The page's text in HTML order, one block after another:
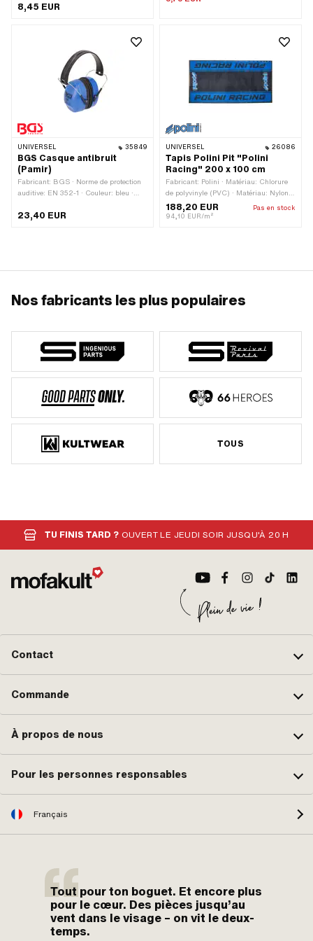
8,45 EUR
UNIVERSEL 35849
BGS Casque antibruit
(Pamir)
Fabricant: BGS · Norme de protection
auditive: EN 352-1 · Couleur: bleu ·
Sécurité
23,40 EUR
UNIVERSEL 26086
Tapis Polini Pit "Polini
Racing" 200 x 100 cm
Fabricant: Polini · Matériau: Chlorure
de polyvinyle (PVC) · Matériau: Nylon ·
Couleur: bleu · Couleur: noir · Largeur:
1000 mm · Longueur totale: 2000 mm
188,20 EUR
Pas en stock
94,10 EUR/m²
Nos fabricants les plus populaires
TOUS
TU FINIS TARD ? OUVERT LE JEUDI SOIR JUSQU'À 20 H
Contact
Commande
À propos de nous
Pour les personnes responsables
Français
Tout pour ton boguet. Et encore plus
pour le cœur. Des pièces jusqu’au
vent dans le visage – on vit le deux-
temps.